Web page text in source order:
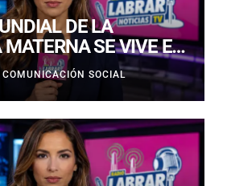
DE LA
SE VIVE EN
FERIA EDUCATIVA
COMUNIDAD
COMUNICACIÓN SOCIAL